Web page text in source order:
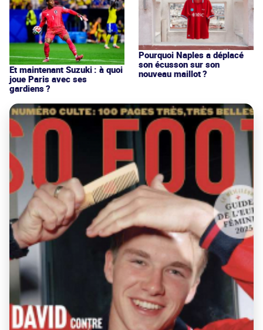
Et maintenant Suzuki : à quoi
joue Paris avec ses
gardiens ?
Pourquoi Naples a déplacé
son écusson sur son
nouveau maillot ?